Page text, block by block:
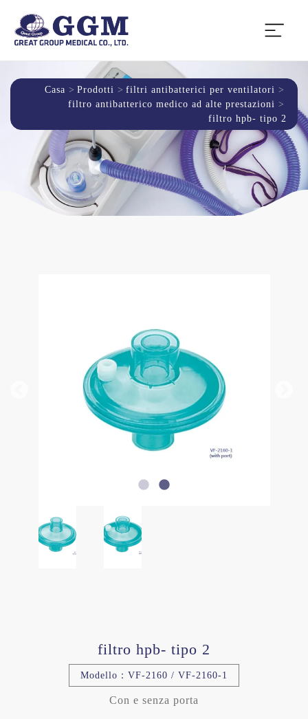
Casa Prodotti
filtri antibatterici per ventilatori
filtro antibatterico medico ad alte prestazioni
filtro hpb- tipo 2
filtro hpb- tipo 2
Modello：VF-2160 / VF-2160-1
Con e senza porta